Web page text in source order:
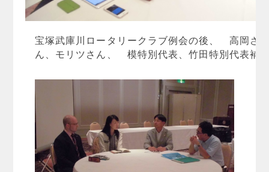
宝塚武庫川ロータリークラブ例会の後、 高岡さ
ん、モリツさん、 模特別代表、竹田特別代表補